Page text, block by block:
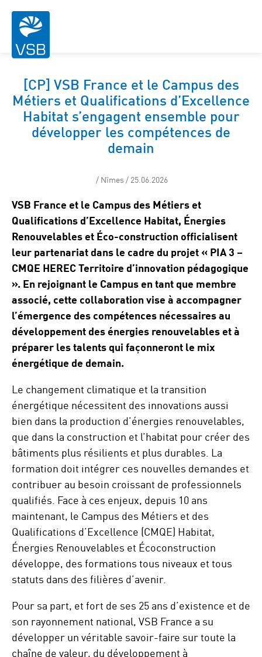
[CP] VSB France et le Campus des
Métiers et Qualifications d’Excellence
Habitat s’engagent ensemble pour
développer les compétences de
demain
/ Nîmes / 25.06.2026
VSB France et le Campus des Métiers et
Qualifications d’Excellence Habitat, Énergies
Renouvelables et Éco-construction officialisent
leur partenariat dans le cadre du projet « PIA 3 –
CMQE HEREC Territoire d’innovation pédagogique
». En rejoignant le Campus en tant que membre
associé, cette collaboration vise à accompagner
l’émergence des compétences nécessaires au
développement des énergies renouvelables et à
préparer les talents qui façonneront le mix
énergétique de demain.
Le changement climatique et la transition
énergétique nécessitent des innovations aussi
bien dans la production d’énergies renouvelables,
que dans la construction et l’habitat pour créer des
bâtiments plus résilients et plus durables. La
formation doit intégrer ces nouvelles demandes et
contribuer au besoin croissant de professionnels
qualifiés. Face à ces enjeux, depuis 10 ans
maintenant, le Campus des Métiers et des
Qualifications d’Excellence (CMQE) Habitat,
Énergies Renouvelables et Écoconstruction
développe, des formations tous niveaux et tous
statuts dans des filières d’avenir.
Pour sa part, et fort de ses 25 ans d’existence et de
son rayonnement national, VSB France a su
développer un véritable savoir-faire sur toute la
chaîne de valeur, du développement à